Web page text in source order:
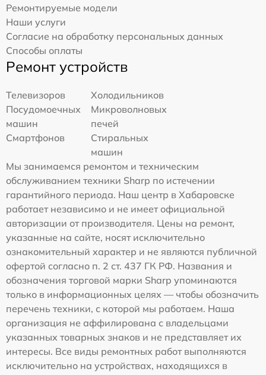
Ремонтируемые модели
Наши услуги
Согласие на обработку персональных данных
Способы оплаты
Ремонт устройств
Телевизоров
Холодильников
Посудомоечных
машин
Микроволновых
печей
Смартфонов
Стиральных
машин
Мы занимаемся ремонтом и техническим
обслуживанием техники Sharp по истечении
гарантийного периода. Наш центр в Хабаровске
работает независимо и не имеет официальной
авторизации от производителя. Цены на ремонт,
указанные на сайте, носят исключительно
ознакомительный характер и не являются публичной
офертой согласно п. 2 ст. 437 ГК РФ. Названия и
обозначения торговой марки Sharp упоминаются
только в информационных целях — чтобы обозначить
перечень техники, с которой мы работаем. Наша
организация не аффилирована с владельцами
указанных товарных знаков и не представляет их
интересы. Все виды ремонтных работ выполняются
исключительно на устройствах, находящихся в